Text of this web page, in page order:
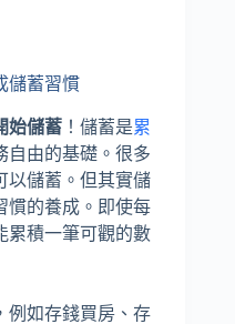
儲蓄習慣
始儲蓄 ！儲蓄是累
自由的基礎。很多
以儲蓄。但其實儲
慣的養成。即使每
累積一筆可觀的數
例如存錢買房、存